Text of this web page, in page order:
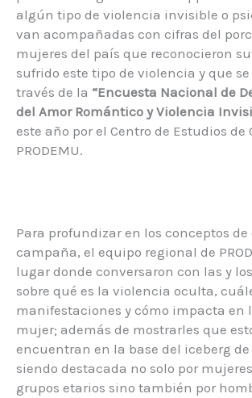
algún tipo de violencia invisible o
van acompañadas con cifras del
mujeres del país que reconocieron
sufrido este tipo de violencia y que
través de la “Encuesta Nacional de
del Amor Romántico y Violencia
este año por el Centro de Estudios de
PRODEMU.
Para profundizar en los conceptos de
campaña, el equipo regional de
lugar donde conversaron con las y
sobre qué es la violencia oculta,
manifestaciones y cómo impacta en
mujer; además de mostrarles que
encuentran en la base del iceberg
siendo destacada no solo por
grupos etarios sino también por